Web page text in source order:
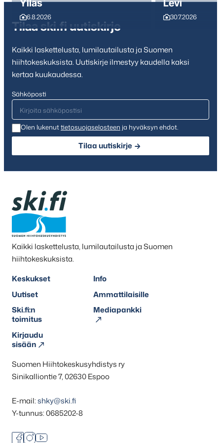
Ylläs
6.8.2026
Levi
30.7.2026
Tilaa ski.fi uutiskirje
Kaikki laskettelusta, lumilautailusta ja Suomen
hiihtokeskuksista. Uutiskirje ilmestyy kaudella kaksi
kertaa kuukaudessa.
Sähköposti
Olen lukenuttietosuojaselosteen ja hyväksyn ehdot.
Tilaa uutiskirje
Kaikki laskettelusta, lumilautailusta ja Suomen
hiihtokeskuksista.
Keskukset
Info
Uutiset
Ammattilaisille
Ski.fi:n
toimitus
Mediapankki
Kirjaudu
sisään
Suomen Hiihtokeskusyhdistys ry
Sinikalliontie 7, 02630 Espoo
E-mail:shky@ski.fi
Y-tunnus: 0685202-8
Facebook
Instagram
Youtube